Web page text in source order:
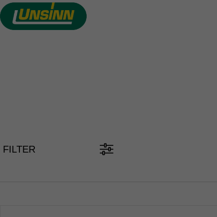
Direkt
zum
Inhalt
FILTER